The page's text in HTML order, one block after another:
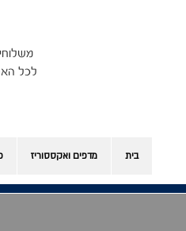
לכל
בית מדפים ואקססוריז